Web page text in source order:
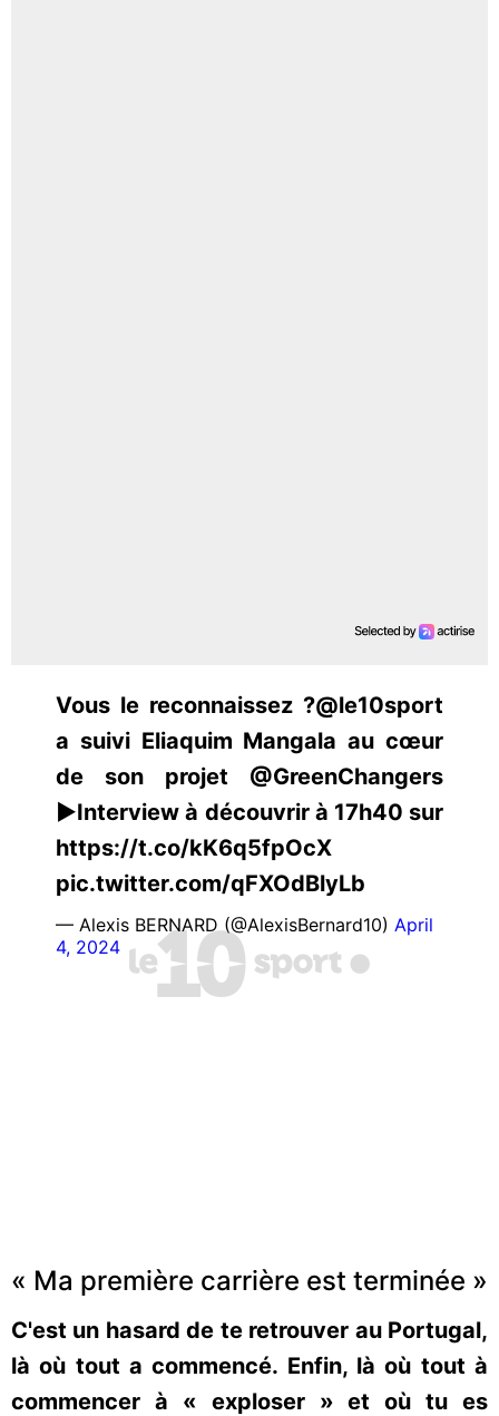
Vous le reconnaissez ?@le10sport
a suivi Eliaquim Mangala au cœur
de son projet @GreenChangers
▶️Interview à découvrir à 17h40 sur
https://t.co/kK6q5fpOcX
pic.twitter.com/qFXOdBlyLb
— Alexis BERNARD (@AlexisBernard10) April
4, 2024
« Ma première carrière est terminée »
C'est un hasard de te retrouver au Portugal,
là où tout a commencé. Enfin, là où tout à
commencer à « exploser » et où tu es